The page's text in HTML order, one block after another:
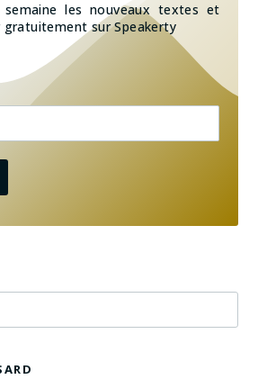
semaine les nouveaux textes et
sur Speakerty